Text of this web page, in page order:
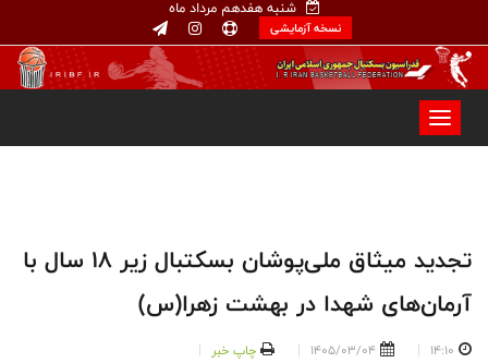
شنبه هفدهم مرداد ماه
نسخه آزمایشی
تجدید میثاق ملی‌پوشان بسکتبال زیر ۱۸ سال با
آرمان‌های شهدا در بهشت زهرا(س)
14:10
1405/03/04 چاپ خبر